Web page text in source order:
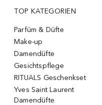
TOP KATEGORIEN
Parfüm & Düfte
Make-up
Damendüfte
Gesichtspflege
RITUALS Geschenkset
Yves Saint Laurent
Damendüfte